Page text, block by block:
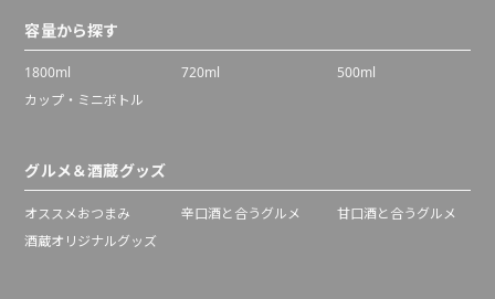
容量から探す
1800ml 720ml
500ml
カップ・ミニボトル
グルメ＆酒蔵グッズ
オススメおつまみ 辛口酒と合うグルメ
甘口酒と合うグルメ
酒蔵オリジナルグッズ